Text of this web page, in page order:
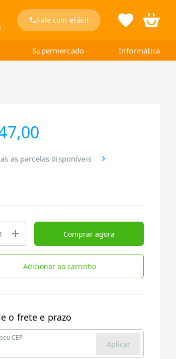
Fale com eFácil
Supermercado Informática
as parcelas disponíveis
Comprar agora
Adicionar ao carrinho
o frete e prazo
CEP
Aplicar